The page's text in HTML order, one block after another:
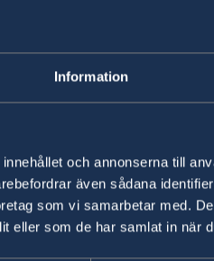
Information
och annonserna till
även sådana
som vi samarbetar med.
eller som de har samlat in när
utförs av
har utfärdats av
och stämplar på
format är korrekt
att